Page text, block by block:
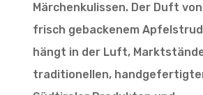
Märchenkulissen. Der Duft von
frisch gebackenem
hängt in der Luft,
traditionellen,